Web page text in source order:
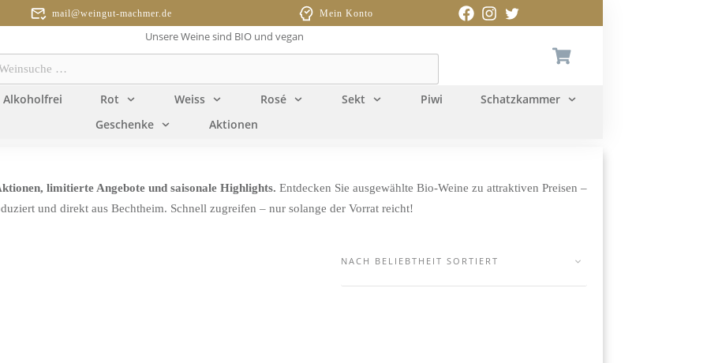
mail@weingut-machmer.de Mein Konto
Unsere Weine sind BIO und vegan
Alkoholfrei Rot Weiss Rosé Sekt Piwi
Schatzkammer
Geschenke
Aktionen
limitierte Angebote und saisonale Highlights. Entdecken Sie ausgewählte Bio-Weine zu attraktiven Preisen –
und direkt aus Bechtheim. Schnell zugreifen – nur solange der Vorrat reicht!